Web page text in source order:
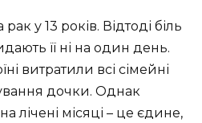
у 13 років. Відтоді біль
її ні на один день.
витратили всі сімейні
дочки. Однак
лічені місяці – це єдине,